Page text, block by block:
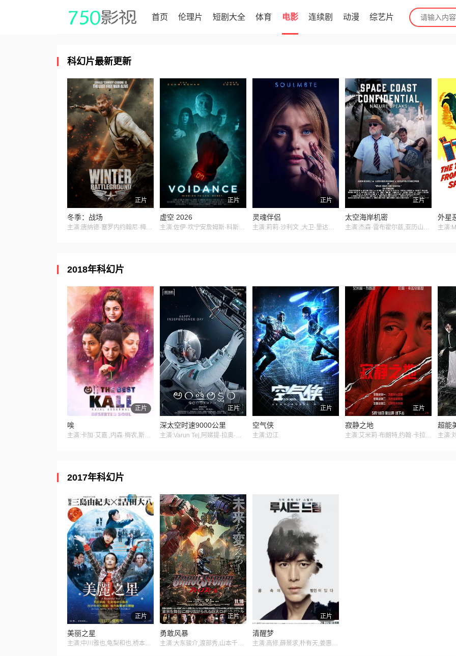
首页 伦理片 短剧大全 体育 电影 连续剧 动漫 综艺片
科幻片最新更新
正片
冬季：战场
主演:唐纳德·塞罗内约翰尼·梅斯纳凯莉·吉尔伯特
正片
虚空 2026
主演:佐伊·坎宁安詹姆斯·科斯莫埃洛伊斯·洛弗尔·安德森
正片
灵魂伴侣
主演:莉莉·沙利文 ,大卫·里达尔 , 克劳迪娅·杜米特 , 阿尔蒂·佛鲁山 , 伊利亚·库克
正片
太空海岸机密
主演:杰森·雷布霍尔兹,亚历山大·马萨德,萨曼莎·斯通西弗
外星
2018年科幻片
正片
唉
主演:卡加·艾嘉 ,内森·梅农,斯里尼瓦斯·阿瓦萨拉
正片
深太空时速9000公里
主演:Varun Tej,阿娣提·拉奥·希达里,Lavanya Tripathi
正片
空气侠
主演:边江
正片
寂静之地
主演:艾米莉·布朗特,约翰·卡拉辛斯基,米利森特·西蒙兹,诺亚·尤佩,凯德·伍德沃德,里昂·拉瑟姆,桃乐丝·麦卡锡
超能
主演:
2017年科幻片
正片
美丽之星
主演:中川雅也,龟梨和也,桥本爱,中岛朋子,佐佐木藏之介
正片
勇敢风暴
主演:大东骏介,渡部秀,山本千寻,坛蜜,藤田富
正片
清醒梦
主演:高修,薛景求,朴有天,姜惠贞,朴仁焕,千虎珍,全锡浩,李石,李诗雅